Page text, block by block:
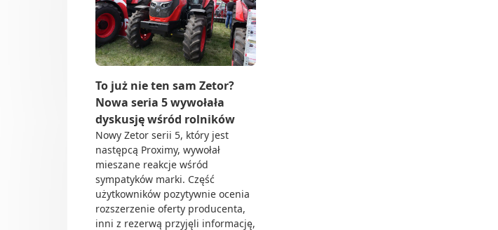
To już nie ten sam Zetor?
Nowa seria 5 wywołała
dyskusję wśród rolników
Nowy Zetor serii 5, który jest
następcą Proximy, wywołał
mieszane reakcje wśród
sympatyków marki. Część
użytkowników pozytywnie ocenia
rozszerzenie oferty producenta,
inni z rezerwą przyjęli informację,